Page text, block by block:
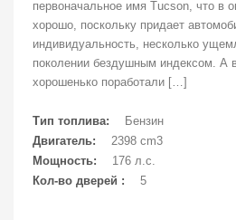
первоначальное имя Tucson, что в
хорошо, поскольку придает
индивидуальность, несколько
поколении бездушным индексом. А
хорошенько поработали […]
Тип топлива:
Бензин
Двигатель:
2398 cm3
Мощность:
176 л.с.
Кол-во дверей :
5